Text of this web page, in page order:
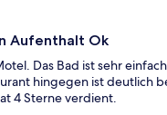
Aufenthalt Ok
Das Bad ist sehr
hingegen ist deutlich
4 Sterne verdient.